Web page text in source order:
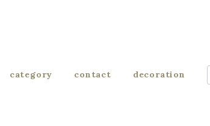
category contact decoration